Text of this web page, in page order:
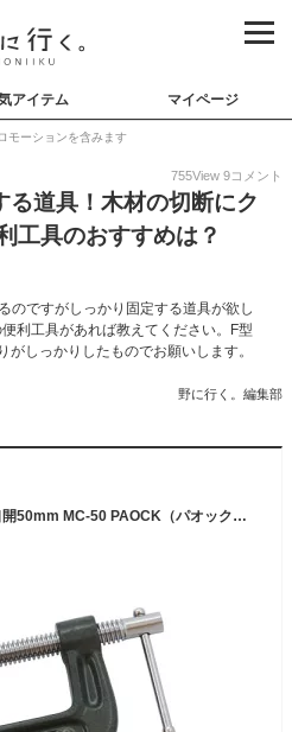
アイテム マイページ
モーションを含みます
755View 9コメント
る道具！木材の切断にク
工具のおすすめは？
のですがしっかり固定する道具が欲し
利工具があれば教えてください。F型
しっかりしたものでお願いします。
野に行く。編集部
キャスティングクランプ 最大口開50mm MC-50 PAOCK（パオック） 【万力 バイス 固定 補助具 DIY 工具 日曜大工 手作り 作業用品 業務用】